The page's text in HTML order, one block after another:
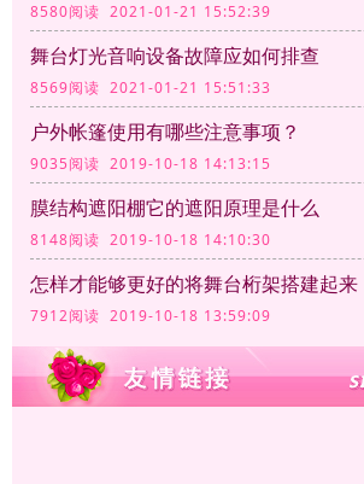
8580阅读 2021-01-21 15:52:39
舞台灯光音响设备故障应如何排查
8569阅读 2021-01-21 15:51:33
户外帐篷使用有哪些注意事项？
9035阅读 2019-10-18 14:13:15
膜结构遮阳棚它的遮阳原理是什么
8148阅读 2019-10-18 14:10:30
怎样才能够更好的将舞台桁架搭建起来
7912阅读 2019-10-18 13:59:09